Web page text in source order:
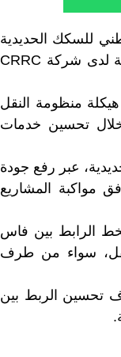
للسكك الحديدية
عن شحن أولى القاطرات الجديدة من طرازي “DO-701” و“DO-702”، المصنعة لدى شركة CRRC
منظومة النقل
خلال تحسين خدمات
عبر رفع جودة
مواكبة المشاريع
الرابط بين فاس
سواء من طرف
تحسين الربط بين